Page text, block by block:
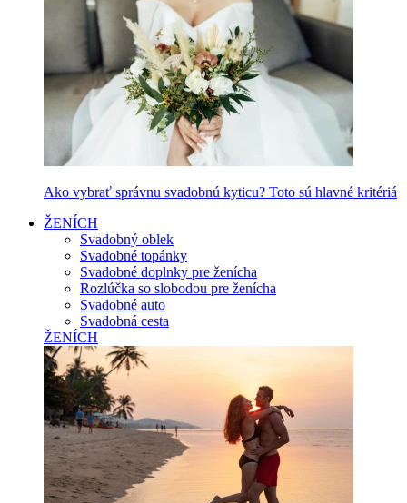
Ako vybrať správnu svadobnú kyticu? Toto sú hlavné kritériá
ŽENÍCH
Svadobný oblek
Svadobné topánky
Svadobné doplnky pre ženícha
Rozlúčka so slobodou pre ženícha
Svadobné auto
Svadobná cesta
ŽENÍCH